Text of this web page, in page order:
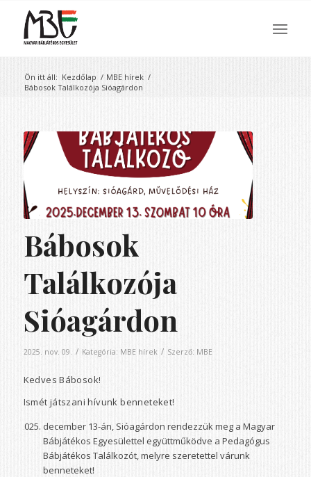
Ön itt áll: Kezdőlap / MBE hírek /
Bábosok Találkozója Sióagárdon
Bábosok
Találkozója
Sióagárdon
2025. nov. 09. / Kategória: MBE hírek / Szerző: MBE
Kedves Bábosok!
Ismét játszani hívunk benneteket!
december 13-án, Sióagárdon rendezzük meg a Magyar
Bábjátékos Egyesülettel együttműködve a Pedagógus
Bábjátékos Találkozót, melyre szeretettel várunk
benneteket!